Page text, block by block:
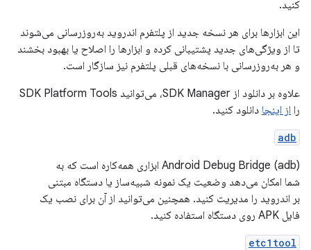
کنید.
این ابزارها برای هر نسخه جدید از پلتفرم اندروید به‌روزرسانی می‌شوند
تا از ویژگی‌های جدید پشتیبانی کرده و ابزارها را اصلاح یا بهبود بخشند
و هر به‌روزرسانی با نسخه‌های قبلی پلتفرم نیز سازگار است.
علاوه بر دانلود از SDK Manager، می‌توانید SDK Platform Tools
را از اینجا دانلود کنید.
adb
Android Debug Bridge (adb) ابزاری همه‌کاره است که به
شما امکان می‌دهد وضعیت یک نمونه شبیه‌ساز یا دستگاه مبتنی
بر اندروید را مدیریت کنید. همچنین می‌توانید از آن برای نصب یک
فایل APK روی دستگاه استفاده کنید.
etc1tool